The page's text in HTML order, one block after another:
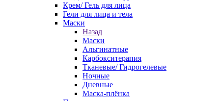
Крем/ Гель для лица
Гели для лица и тела
Маски
Назад
Маски
Альгинатные
Карбокситерапия
Тканевые/ Гидрогелевые
Ночные
Дневные
Маска-плёнка